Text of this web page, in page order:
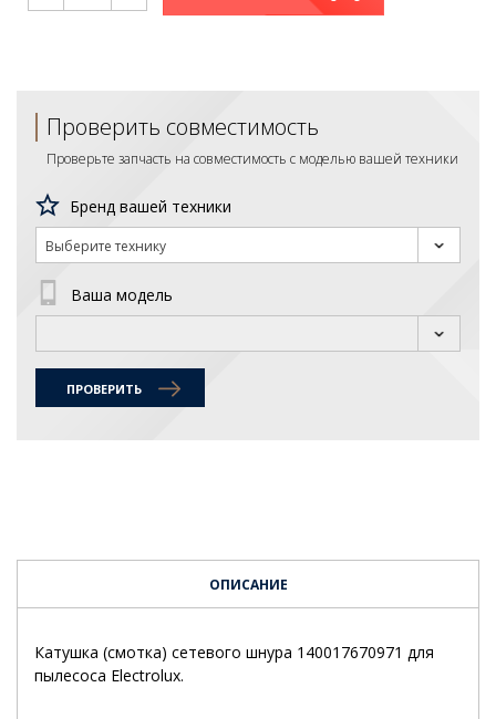
Проверить совместимость
Проверьте запчасть на совместимость с моделью вашей техники
Бренд вашей техники
Выберите технику
Ваша модель
ПРОВЕРИТЬ
ОПИСАНИЕ
Катушка (смотка) сетевого шнура 140017670971 для
пылесоса Electrolux.